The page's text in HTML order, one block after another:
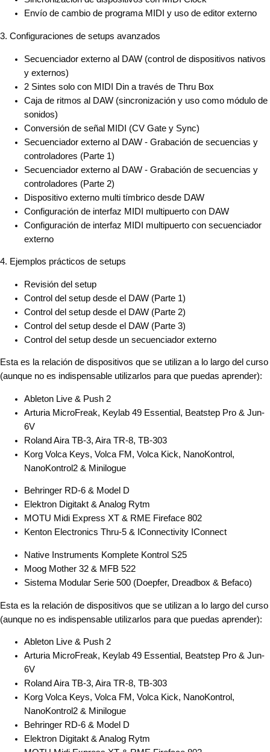
Envío de cambio de programa MIDI y uso de editor externo
3. Configuraciones de setups avanzados
Secuenciador externo al DAW (control de dispositivos nativos
y externos)
2 Sintes solo con MIDI Din a través de Thru Box
Caja de ritmos al DAW (sincronización y uso como módulo de
sonidos)
Conversión de señal MIDI (CV Gate y Sync)
Secuenciador externo al DAW - Grabación de secuencias y
controladores (Parte 1)
Secuenciador externo al DAW - Grabación de secuencias y
controladores (Parte 2)
Dispositivo externo multi tímbrico desde DAW
Configuración de interfaz MIDI multipuerto con DAW
Configuración de interfaz MIDI multipuerto con secuenciador
externo
4. Ejemplos prácticos de setups
Revisión del setup
Control del setup desde el DAW (Parte 1)
Control del setup desde el DAW (Parte 2)
Control del setup desde el DAW (Parte 3)
Control del setup desde un secuenciador externo
Esta es la relación de dispositivos que se utilizan a lo largo del curso
(aunque no es indispensable utilizarlos para que puedas aprender):
Ableton Live & Push 2
Arturia MicroFreak, Keylab 49 Essential, Beatstep Pro & Jun-
6V
Roland Aira TB-3, Aira TR-8, TB-303
Korg Volca Keys, Volca FM, Volca Kick, NanoKontrol,
NanoKontrol2 & Minilogue
Behringer RD-6 & Model D
Elektron Digitakt & Analog Rytm
MOTU Midi Express XT & RME Fireface 802
Kenton Electronics Thru-5 & IConnectivity IConnect
Native Instruments Komplete Kontrol S25
Moog Mother 32 & MFB 522
Sistema Modular Serie 500 (Doepfer, Dreadbox & Befaco)
Esta es la relación de dispositivos que se utilizan a lo largo del curso
(aunque no es indispensable utilizarlos para que puedas aprender):
Ableton Live & Push 2
Arturia MicroFreak, Keylab 49 Essential, Beatstep Pro & Jun-
6V
Roland Aira TB-3, Aira TR-8, TB-303
Korg Volca Keys, Volca FM, Volca Kick, NanoKontrol,
NanoKontrol2 & Minilogue
Behringer RD-6 & Model D
Elektron Digitakt & Analog Rytm